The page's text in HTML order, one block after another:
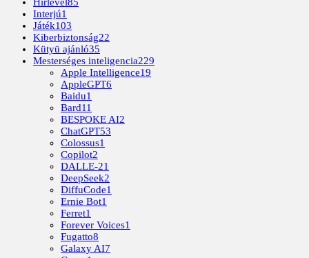
Interjú1
Játék103
Kiberbiztonság22
Kütyü ajánló35
Mesterséges inteligencia229
Apple Intelligence19
AppleGPT6
Baidu1
Bard11
BESPOKE AI2
ChatGPT53
Colossus1
Copilot2
DALLE-21
DeepSeek2
DiffuCode1
Ernie Bot1
Ferret1
Forever Voices1
Fugatto8
Galaxy AI7